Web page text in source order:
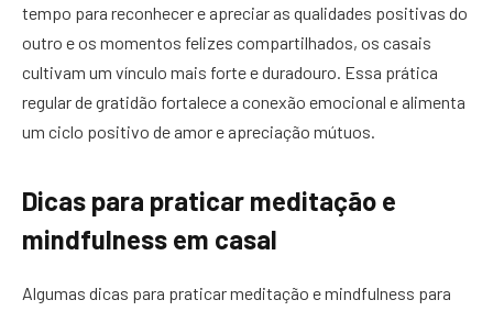
tempo para reconhecer e apreciar as qualidades positivas do
outro e os momentos felizes compartilhados, os casais
cultivam um vínculo mais forte e duradouro. Essa prática
regular de gratidão fortalece a conexão emocional e alimenta
um ciclo positivo de amor e apreciação mútuos.
Dicas para praticar meditação e
mindfulness em casal
Algumas dicas para praticar meditação e mindfulness para